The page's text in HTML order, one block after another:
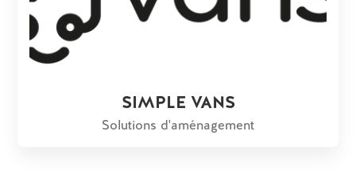
SIMPLE VANS
Solutions d'aménagement